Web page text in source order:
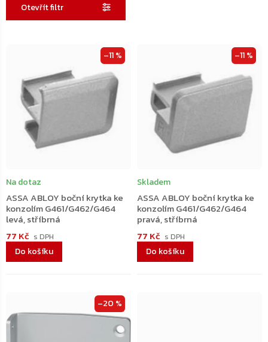
Otevřít filtr
produktů
–11 %
ASSA ABLOY boční krytka ke
konzolím G461/G462/G464
levá, stříbrná
Na dotaz
77 Kč
Do košíku
–11 %
ASSA ABLOY boční krytka ke
konzolím G461/G462/G464
pravá, stříbrná
Skladem
77 Kč
Do košíku
–20 %